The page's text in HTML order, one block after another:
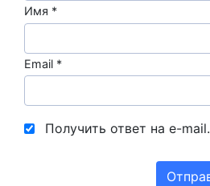
Имя *
Email *
Получить ответ на e-mail.